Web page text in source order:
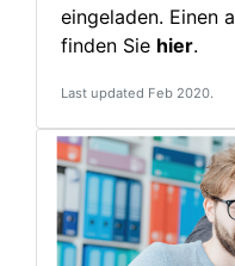
eingeladen. Einen
finden Sie hier.
Last updated Feb 2020.